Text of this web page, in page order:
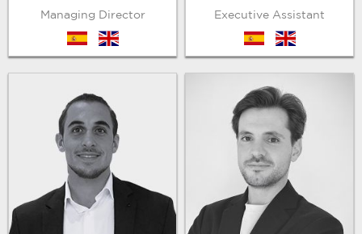
Managing Director
es en
Executive Assistant
es en